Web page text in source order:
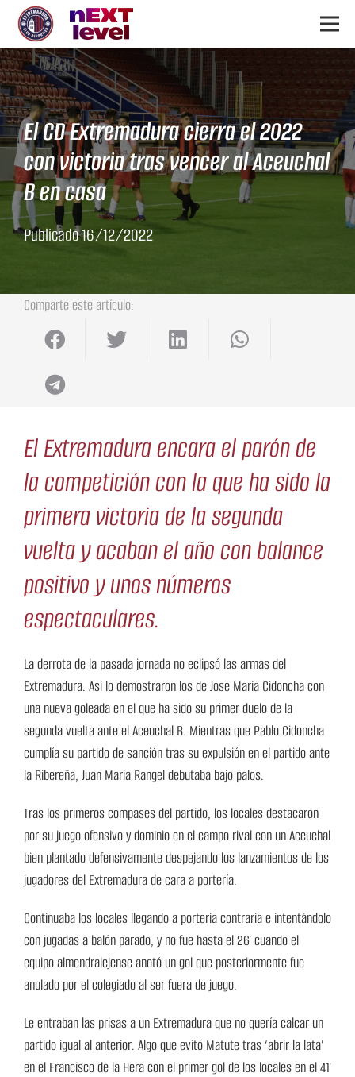
El CD Extremadura cierra el 2022
con victoria tras vencer al Aceuchal
B en casa
Publicado16/12/2022
Comparte este artículo:
El Extremadura encara el parón de
la competición con la que ha sido la
primera victoria de la segunda
vuelta y acaban el año con balance
positivo y unos números
espectaculares.
La derrota de la pasada jornada no eclipsó las armas del
Extremadura. Así lo demostraron los de José María Cidoncha con
una nueva goleada en el que ha sido su primer duelo de la
segunda vuelta ante el Aceuchal B. Mientras que Pablo Cidoncha
cumplía su partido de sanción tras su expulsión en el partido ante
la Ribereña, Juan María Rangel debutaba bajo palos.
Tras los primeros compases del partido, los locales destacaron
por su juego ofensivo y dominio en el campo rival con un Aceuchal
bien plantado defensivamente despejando los lanzamientos de los
jugadores del Extremadura de cara a portería.
Continuaba los locales llegando a portería contraria e intentándolo
con jugadas a balón parado, y no fue hasta el 26′ cuando el
equipo almendralejense anotó un gol que posteriormente fue
anulado por el colegiado al ser fuera de juego.
Le entraban las prisas a un Extremadura que no quería calcar un
partido igual al anterior. Algo que evitó Matute tras ‘abrir la lata’
en el Francisco de la Hera con el primer gol de los locales en el 41′